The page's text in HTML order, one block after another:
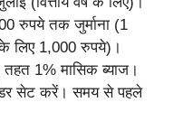
रुपये तक जुर्माना (1
लिए 1,000 रुपये)।
1% मासिक ब्याज।
सेट करें। समय से पहले